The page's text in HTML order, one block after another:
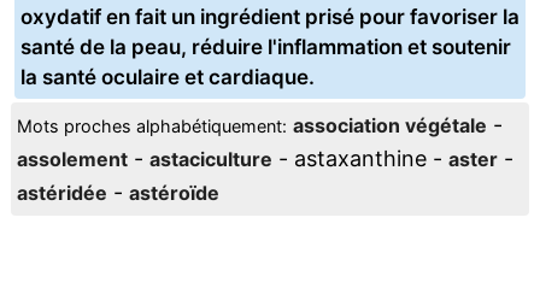
oxydatif en fait un ingrédient prisé pour favoriser la
santé de la peau, réduire l'inflammation et soutenir
la santé oculaire et cardiaque.
Mots proches alphabétiquement: association végétale -
assolement- astaciculture - astaxanthine - aster-
astéridée - astéroïde